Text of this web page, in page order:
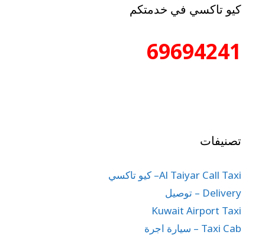
كيو تاكسي في خدمتكم
69694241
تصنيفات
Al Taiyar Call Taxi– كيو تاكسي
Delivery – توصيل
Kuwait Airport Taxi
Taxi Cab – سيارة اجرة